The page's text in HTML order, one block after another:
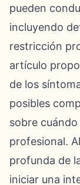
pueden
incluyendo
restricción
artículo
de los
posibles
sobre
profesional.
profunda de
iniciar una